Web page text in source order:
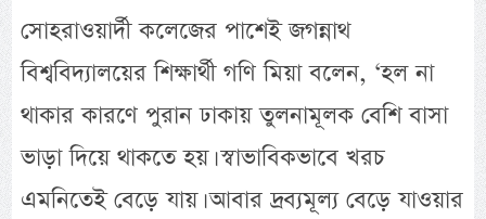
সোহরাওয়ার্দী কলেজের পাশেই জগন্নাথ
বিশ্ববিদ্যালয়ের শিক্ষার্থী গণি মিয়া বলেন, ‘হল না
থাকার কারণে পুরান ঢাকায় তুলনামূলক বেশি বাসা
ভাড়া দিয়ে থাকতে হয়। স্বাভাবিকভাবে খরচ
এমনিতেই বেড়ে যায়। আবার দ্রব্যমূল্য বেড়ে যাওয়ার